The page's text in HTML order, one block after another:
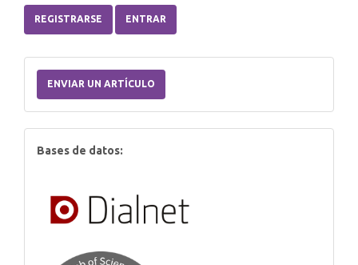
REGISTRARSE ENTRAR
un
artículo
ENVIAR UN ARTÍCULO
Bases de datos: